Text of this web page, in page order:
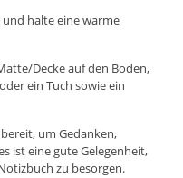
halte eine warme
Decke auf den Boden,
ein Tuch sowie ein
um Gedanken,
ist eine gute Gelegenheit,
zu besorgen.